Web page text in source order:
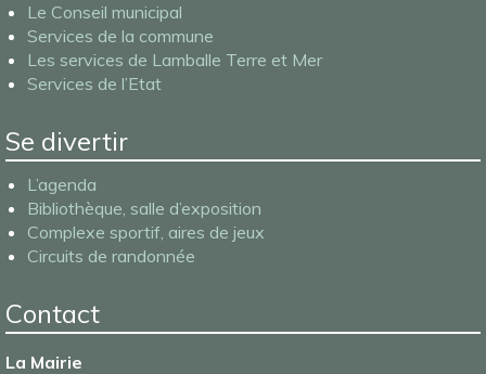
Le Conseil municipal
Services de la commune
Les services de Lamballe Terre et Mer
Services de l’Etat
Se divertir
L’agenda
Bibliothèque, salle d’exposition
Complexe sportif, aires de jeux
Circuits de randonnée
Contact
La Mairie